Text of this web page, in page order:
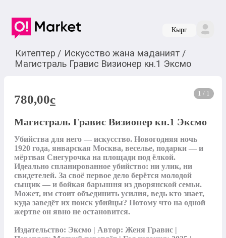
Кырг
Китептер / Искусство жана маданият /
Магистраль Гравис Визионер кн.1 Эксмо
1 / 1
780,00c
Магистраль Гравис Визионер кн.1 Эксмо
Убийства для него — искусство. Новогодняя ночь
1920 года, январская Москва, веселье, подарки — и
мёртвая Снегурочка на площади под ёлкой.
Идеально спланированное убийство: ни улик, ни
свидетелей. За своё первое дело берётся молодой
сыщик — и бойкая барышня из дворянской семьи.
Может, им стоит объединить усилия, ведь кто знает,
куда заведёт их поиск убийцы? Потому что на одной
жертве он явно не остановится.
Издательство: Эксмо | Автор: Женя Гравис |